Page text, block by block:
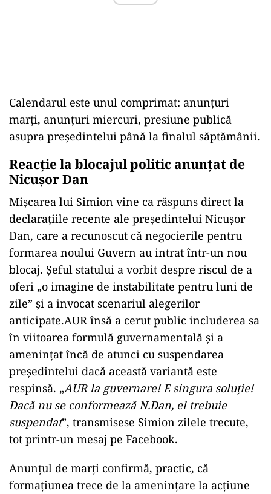
Calendarul este unul comprimat: anunțuri
marți, anunțuri miercuri, presiune publică
asupra președintelui până la finalul săptămânii.
Reacție la blocajul politic anunțat de
Nicușor Dan
Mișcarea lui Simion vine ca răspuns direct la
declarațiile recente ale președintelui Nicușor
Dan, care a recunoscut că negocierile pentru
formarea noului Guvern au intrat într-un nou
blocaj. Șeful statului a vorbit despre riscul de a
oferi „o imagine de instabilitate pentru luni de
zile” și a invocat scenariul alegerilor
anticipate.AUR însă a cerut public includerea sa
în viitoarea formulă guvernamentală și a
amenințat încă de atunci cu suspendarea
președintelui dacă această variantă este
respinsă. „AUR la guvernare! E singura soluție!
Dacă nu se conformează N.Dan, el trebuie
suspendat”, transmisese Simion zilele trecute,
tot printr-un mesaj pe Facebook.
Anunțul de marți confirmă, practic, că
formațiunea trece de la amenințare la acțiune